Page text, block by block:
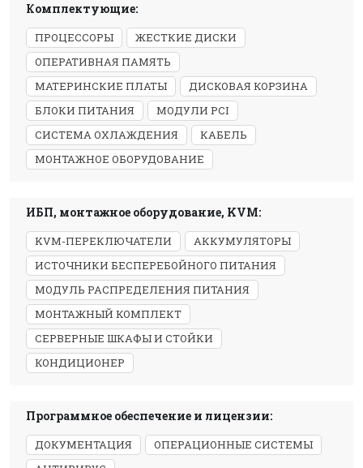
Комплектующие:
ПРОЦЕССОРЫ
ЖЕСТКИЕ ДИСКИ
ОПЕРАТИВНАЯ ПАМЯТЬ
МАТЕРИНСКИЕ ПЛАТЫ
ДИСКОВАЯ КОРЗИНА
БЛОКИ ПИТАНИЯ
МОДУЛИ PCI
СИСТЕМА ОХЛАЖДЕНИЯ
КАБЕЛЬ
МОНТАЖНОЕ ОБОРУДОВАНИЕ
ИБП, монтажное оборудование, KVM:
KVM-ПЕРЕКЛЮЧАТЕЛИ
АККУМУЛЯТОРЫ
ИСТОЧНИКИ БЕСПЕРЕБОЙНОГО ПИТАНИЯ
МОДУЛЬ РАСПРЕДЕЛЕНИЯ ПИТАНИЯ
МОНТАЖНЫЙ КОМПЛЕКТ
СЕРВЕРНЫЕ ШКАФЫ И СТОЙКИ
КОНДИЦИОНЕР
Программное обеспечение и лицензии:
ДОКУМЕНТАЦИЯ
ОПЕРАЦИОННЫЕ СИСТЕМЫ